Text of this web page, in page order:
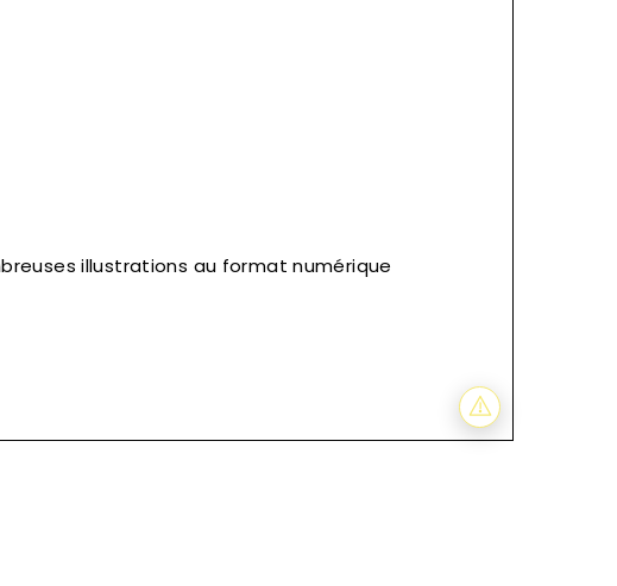
illustrations au format numérique